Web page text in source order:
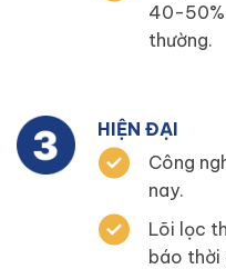
40-50%
thường.
HIỆN ĐẠI
Công
nay.
Lõi lọc
báo thời